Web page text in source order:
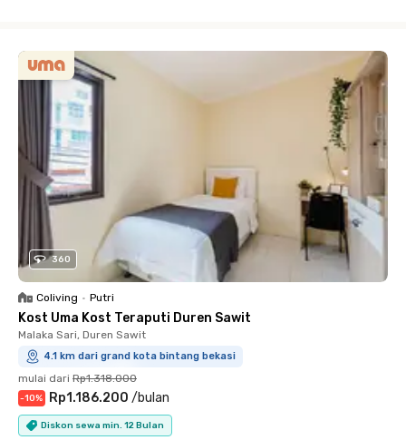
360
Coliving • Putri
Kost Uma Kost Teraputi Duren Sawit
Malaka Sari, Duren Sawit
4.1 km dari grand kota bintang bekasi
mulai dari Rp1.318.000
-10% Rp1.186.200 /bulan
Diskon sewa min. 12 Bulan